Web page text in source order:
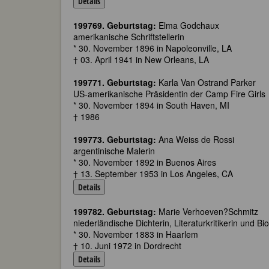
199769. Geburtstag: Elma Godchaux
amerikanische Schriftstellerin
* 30. November 1896 in Napoleonville, LA
† 03. April 1941 in New Orleans, LA
199771. Geburtstag: Karla Van Ostrand Parker
US-amerikanische Präsidentin der Camp Fire Girls
* 30. November 1894 in South Haven, MI
† 1986
199773. Geburtstag: Ana Weiss de Rossi
argentinische Malerin
* 30. November 1892 in Buenos Aires
† 13. September 1953 in Los Angeles, CA
Details
199782. Geburtstag: Marie Verhoeven?Schmitz
niederländische Dichterin, Literaturkritikerin und
* 30. November 1883 in Haarlem
† 10. Juni 1972 in Dordrecht
Details